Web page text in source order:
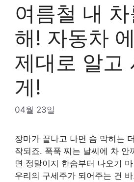
여름철 내
해! 자동차
제대로 알고
게!
04월 23일
장마가 끝나고 나면 숨 막히는
작되죠. 푹푹 찌는 날씨에 차 안
면 정말이지 한숨부터 나오기
우리의 구세주가 되어주는 건